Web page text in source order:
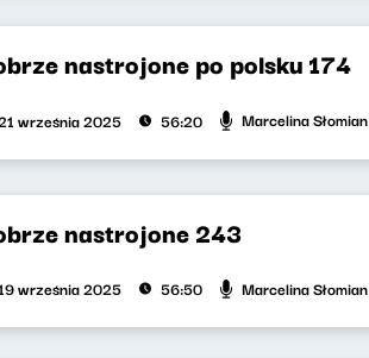
nastrojone po polsku 174
września 2025 56:20 Marcelina Słomian
nastrojone 243
września 2025 56:50 Marcelina Słomian